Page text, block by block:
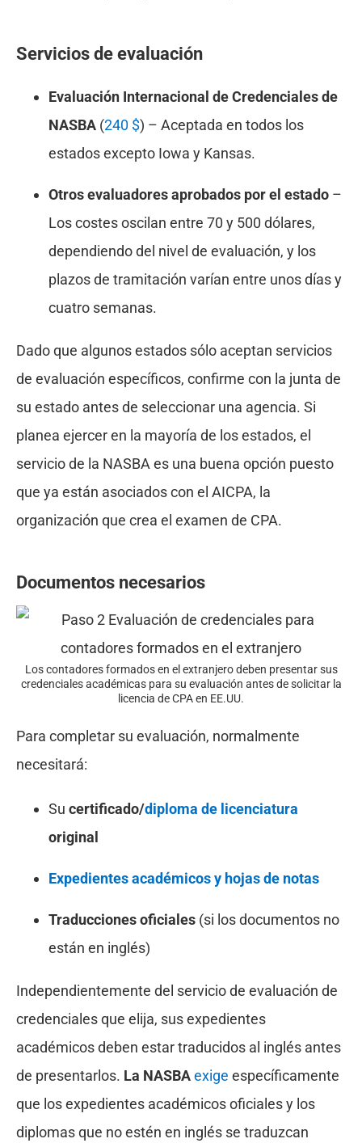
Servicios de evaluación
Evaluación Internacional de Credenciales de
NASBA (240 $) – Aceptada en todos los
estados excepto Iowa y Kansas.
Otros evaluadores aprobados por el estado –
Los costes oscilan entre 70 y 500 dólares,
dependiendo del nivel de evaluación, y los
plazos de tramitación varían entre unos días y
cuatro semanas.
Dado que algunos estados sólo aceptan servicios
de evaluación específicos, confirme con la junta de
su estado antes de seleccionar una agencia. Si
planea ejercer en la mayoría de los estados, el
servicio de la NASBA es una buena opción puesto
que ya están asociados con el AICPA, la
organización que crea el examen de CPA.
Documentos necesarios
Los contadores formados en el extranjero deben presentar sus
credenciales académicas para su evaluación antes de solicitar la
licencia de CPA en EE.UU.
Para completar su evaluación, normalmente
necesitará:
Su certificado/diploma de licenciatura
original
Expedientes académicos y hojas de notas
Traducciones oficiales (si los documentos no
están en inglés)
Independientemente del servicio de evaluación de
credenciales que elija, sus expedientes
académicos deben estar traducidos al inglés antes
de presentarlos. La NASBAexige específicamente
que los expedientes académicos oficiales y los
diplomas que no estén en inglés se traduzcan